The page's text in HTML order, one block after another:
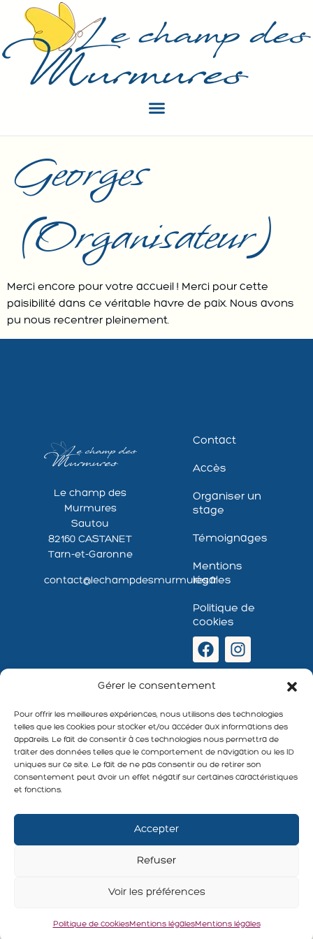
Gérer le consentement
Pour offrir les meilleures expériences, nous utilisons des technologies
telles que les cookies pour stocker et/ou accéder aux informations des
appareils. Le fait de consentir à ces technologies nous permettra de
traiter des données telles que le comportement de navigation ou les ID
uniques sur ce site. Le fait de ne pas consentir ou de retirer son
consentement peut avoir un effet négatif sur certaines caractéristiques
et fonctions.
Accepter
Refuser
Voir les préférences
Politique de cookiesMentions légalesMentions légales
Georges
(Organisateur)
Merci encore pour votre accueil ! Merci pour cette
paisibilité dans ce véritable havre de paix. Nous avons
pu nous recentrer pleinement.
Le champ des
Murmures
Sautou
82160 CASTANET
Tarn-et-Garonne
contact@lechampdesmurmures.fr
Contact
Accès
Organiser un
stage
Témoignages
Mentions
légales
Politique de
cookies
S'abonner